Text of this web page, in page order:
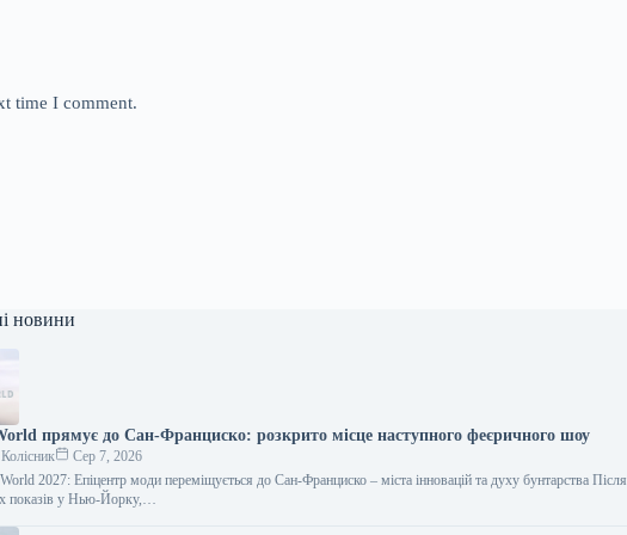
time I comment.
новини
прямує до Сан-Франциско: розкрито місце наступного феєричного шоу
Сер 7, 2026
2027: Епіцентр моди переміщується до Сан-Франциско – міста інновацій та духу бунтарства Після
показів у Нью-Йорку,…